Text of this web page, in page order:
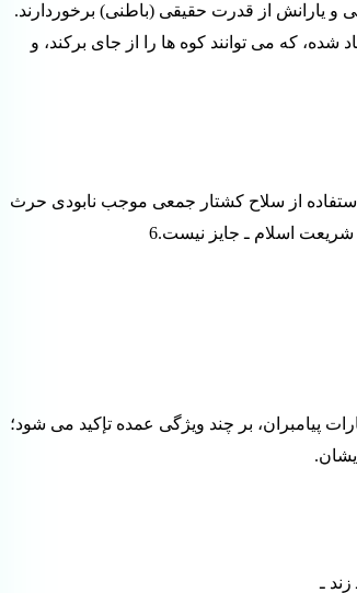
یارانش از قدرت حقیقی (باطنی) برخوردارند.
شده، که می توانند کوه ها را از جای برکند، و
از سلاح کشتار جمعی موجب نابودی حرث
شریعت اسلام ـ جایز نیست.6
پیامبران، بر چند ویژگی عمده تإکید می شود؛
ـ